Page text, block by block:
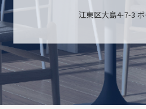
江東区大島4-7-3